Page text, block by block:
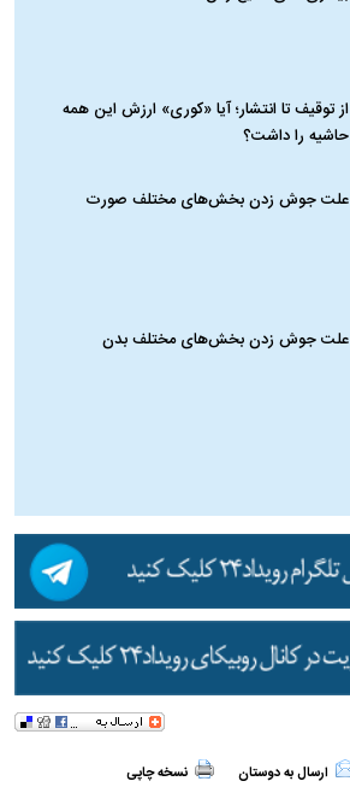
از توقیف تا انتشار؛ آیا «کوری» ارزش این همه
حاشیه را داشت؟
علت جوش زدن بخش‌های مختلف صورت
علت جوش زدن بخش‌های مختلف بدن
ارسال به دوستان نسخه چاپی